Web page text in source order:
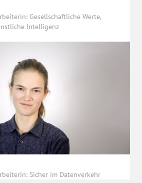
Gesellschaftliche Werte,
Intelligenz
Sicher im Datenverkehr